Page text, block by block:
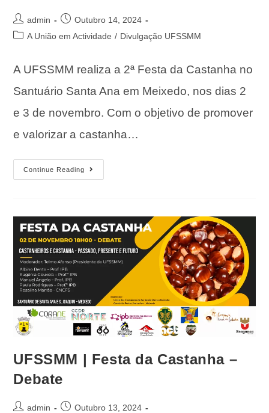
admin
Outubro 14, 2024
A União em Actividade / Divulgação UFSSMM
A UFSSMM realiza a 2ª Festa da Castanha no
Santuário Santa Ana em Meixedo, nos dias 2
e 3 de novembro. Com o objetivo de promover
e valorizar a castanha…
Continue Reading
UFSSMM | Festa da Castanha –
Debate
admin
Outubro 13, 2024